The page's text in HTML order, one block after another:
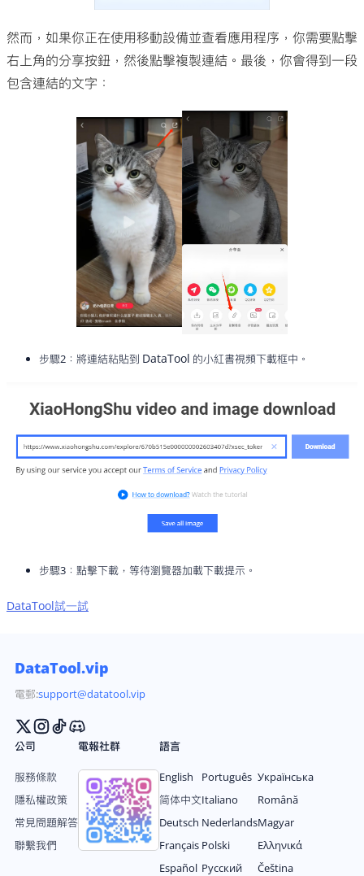
然而，如果你正在使用移動設備並查看應用程序，你需要點擊
右上角的分享按鈕，然後點擊複製連結。最後，你會得到一段
包含連結的文字：
步驟2：將連結粘貼到 DataTool 的小紅書視頻下載框中。
步驟3：點擊下載，等待瀏覽器加載下載提示。
DataTool試一試
DataTool.vip
電郵:support@datatool.vip
公司
服務條款
隱私權政策
常見問題解答
聯繫我們
電報社群 語言
English
简体中文
Deutsch
Français
Español
Português
Italiano
Nederlands
Polski
Русский
Українська
Română
Magyar
Ελληνικά
Čeština